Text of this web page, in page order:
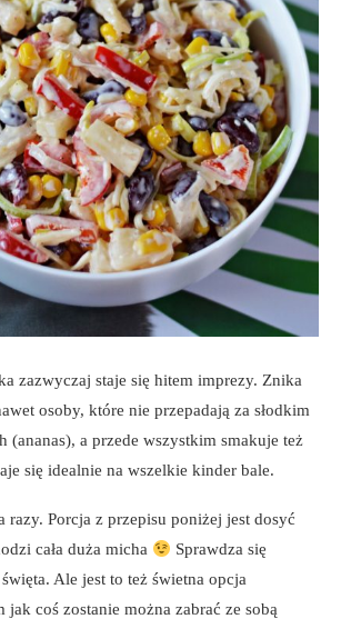
zazwyczaj staje się hitem imprezy. Znika
osoby, które nie przepadają za słodkim
(ananas), a przede wszystkim smakuje też
się idealnie na wszelkie kinder bale.
razy. Porcja z przepisu poniżej jest dosyć
cała duża micha
Sprawdza się
Ale jest to też świetna opcja
jak coś zostanie można zabrać ze sobą